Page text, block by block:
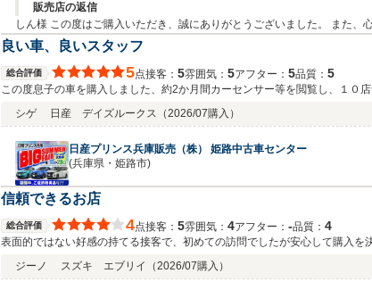
販売店の返信
しん様 この度はご購入いただき、誠にありがとうございました。 また、心温まるお言葉をいただき、大変嬉しく思います。 スタッフの対応や店舗の雰囲気につきまして、お褒
めのお言葉をいただきありがとうございます。外でお迎えするスタッフも含め、励みになるお言葉です。 ご紹介させてい
良い車、良いスタッフ
総合評価 5点接客： 5雰囲気： 5アフター： 5品質： 5
この度息子の車を購入しました、約2か月間カーセンサー等を閲覧し、１０
見つけ早速訪問し車を拝見した所、車の状態も良く直ぐに気に入りました
の認定中古車と言う事で 決して安くは無いですが、出来る範囲の 心のこも
りがとうございました。 また、次が有ればよろしくお願いします。
シゲ 日産 デイズルークス （2026/07購入）
日産プリンス兵庫販売（株） 姫路中古車センター
(兵庫県・姫路市)
信頼できるお店
総合評価 4点接客： 5雰囲気： 4アフター： ‐品質： 4
表面的ではない好感の持てる接客で、初めての訪問でしたが安心して購入を
ジーノ
スズキ エブリイ （2026/07購入）